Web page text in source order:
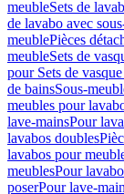
meubleSets de
de lavabo avec
meublePièces
meubleSets de
pour Sets de
de bainsSous-
meubles pour
lave-mainsPour
lavabos doubles
lavabos pour
meublesPour
poserPour lave-